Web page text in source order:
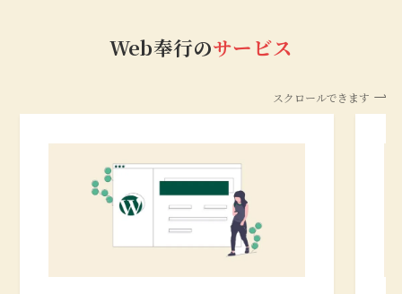
Web奉行のサービス
スクロールできます